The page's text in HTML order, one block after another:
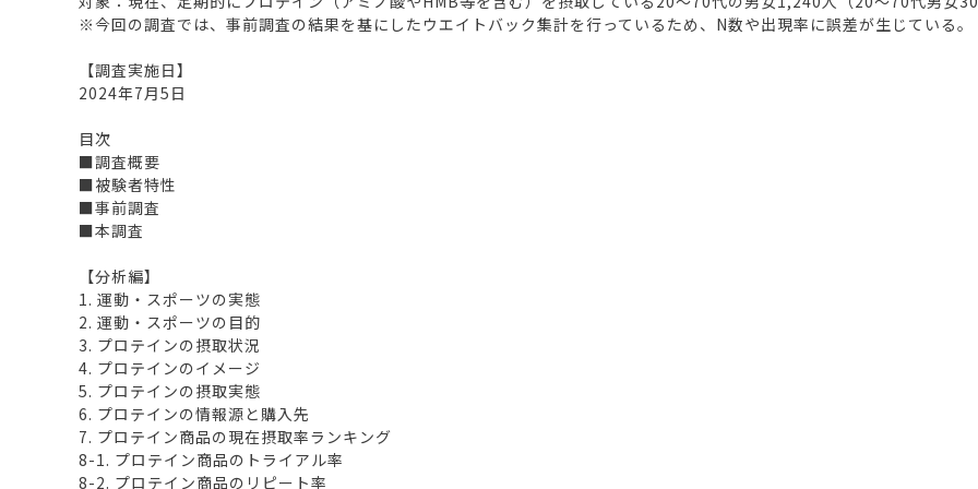
※今回の調査では、事前調査の結果を基にしたウエイトバック集計を行っているため、N数や出現率に誤差が生じている。
【調査実施日】
2024年7月5日
目次
■調査概要
■被験者特性
■事前調査
■本調査
【分析編】
1. 運動・スポーツの実態
2. 運動・スポーツの目的
3. プロテインの摂取状況
4. プロテインのイメージ
5. プロテインの摂取実態
6. プロテインの情報源と購入先
7. プロテイン商品の現在摂取率ランキング
8-1. プロテイン商品のトライアル率
8-2. プロテイン商品のリピート率